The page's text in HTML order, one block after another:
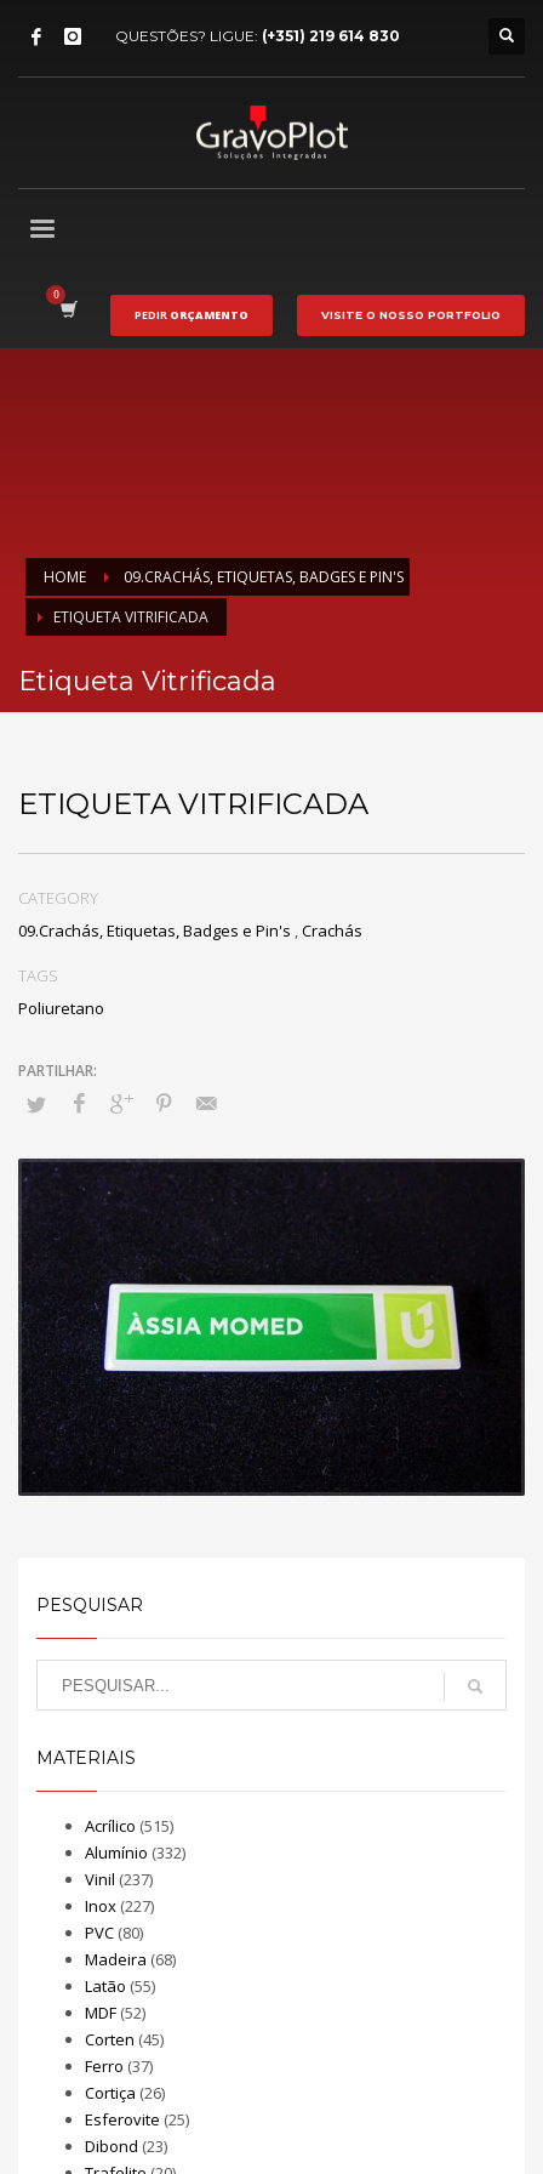
QUESTÕES? LIGUE: (+351) 219 614 830
PEDIR ORÇAMENTO VISITE O NOSSO PORTFOLIO
HOME
09.CRACHÁS, ETIQUETAS, BADGES E PIN'S
ETIQUETA VITRIFICADA
Etiqueta Vitrificada
ETIQUETA VITRIFICADA
CATEGORY
09.Crachás, Etiquetas, Badges e Pin's ,Crachás
TAGS
Poliuretano
PESQUISAR
MATERIAIS
Acrílico (515)
Alumínio (332)
Vinil (237)
Inox (227)
PVC (80)
Madeira (68)
Latão (55)
MDF (52)
Corten (45)
Ferro (37)
Cortiça (26)
Esferovite (25)
Dibond (23)